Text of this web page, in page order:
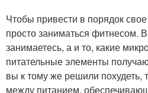
Чтобы привести в порядок
просто заниматься фитнесом.
занимаетесь, а и то, какие
питательные элементы
вы к тому же решили похудеть,
между питанием,